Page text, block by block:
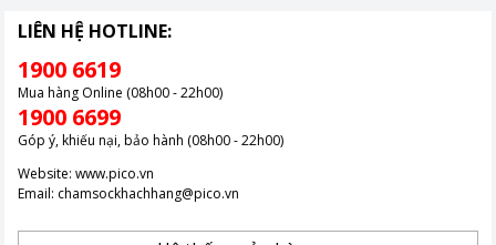
LIÊN HỆ HOTLINE:
1900 6619
Mua hàng Online (08h00 - 22h00)
1900 6699
Góp ý, khiếu nại, bảo hành (08h00 - 22h00)
Website: www.pico.vn
Email: chamsockhachhang@pico.vn